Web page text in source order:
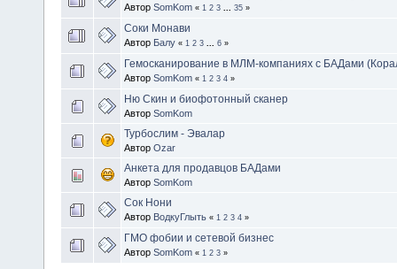
Автор SomKom « 1 2 3 35 »
Соки Монави
Автор Балу « 1 2 3 6 »
Гемосканирование в МЛМ-компаниях с БАДами
Автор SomKom « 1 2 3 4 »
Ню Скин и биофотонный сканер
Автор SomKom
Турбослим - Эвалар
Автор Ozar
Анкета для продавцов БАДами
Автор SomKom
Сок Нони
Автор ВодкуГлыть « 1 2 3 4 »
ГМО фобии и сетевой бизнес
Автор SomKom « 1 2 3 »